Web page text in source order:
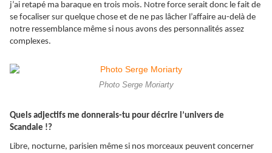
j’ai retapé ma baraque en trois mois. Notre force serait donc le fait de
se focaliser sur quelque chose et de ne pas lâcher l’affaire au-delà de
notre ressemblance même si nous avons des personnalités assez
complexes.
Photo Serge Moriarty
Quels adjectifs me donnerais-tu pour décrire l’univers de
Scandale !?
Libre, nocturne, parisien même si nos morceaux peuvent concerner